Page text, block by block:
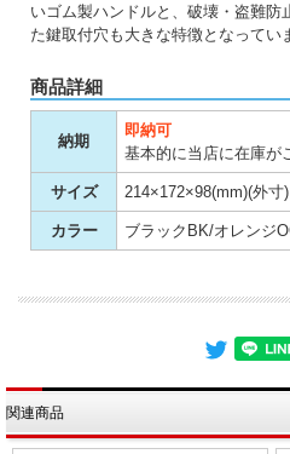
いゴム製ハンドルと、破壊・盗難
た鍵取付穴も大きな特徴となってい
商品詳細
納期
即納可
基本的に当店に在庫が
サイズ 214×172×98(mm)(外
カラー ブラックBK/オレンジ
関連商品